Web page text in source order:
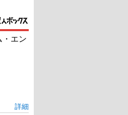
エン
詳細